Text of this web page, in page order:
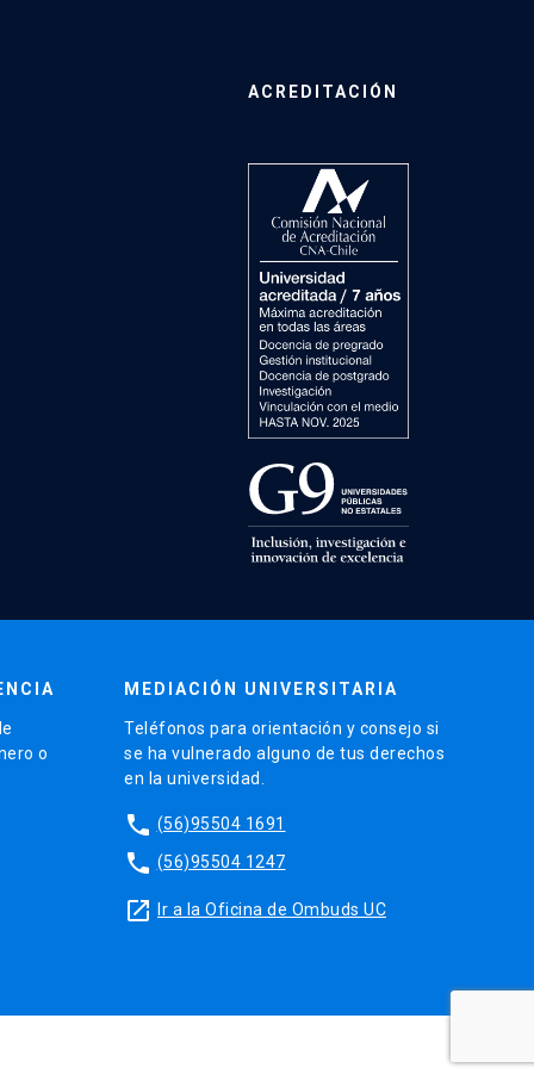
ACREDITACIÓN
o
MEDIACIÓN UNIVERSITARIA
Teléfonos para orientación y consejo si
se ha vulnerado alguno de tus derechos
en la universidad.
phone (56)95504 1691
phone (56)95504 1247
launch Ir a la Oficina de Ombuds UC